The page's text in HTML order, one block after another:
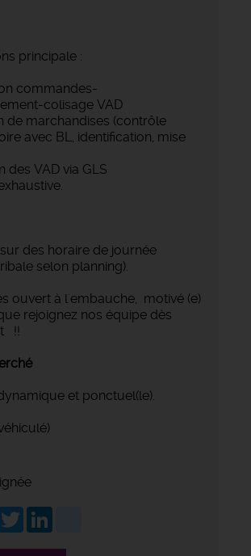
principale :
commandes-
colisage VAD
de marchandises (contrôle
avec BL, identification, mise
des VAD via GLS
des horaire de journée
selon planning).
ouvert à l'embauche, motivé (e)
rejoignez nos équipe dès
!!
et ponctuel(le).
Twitter